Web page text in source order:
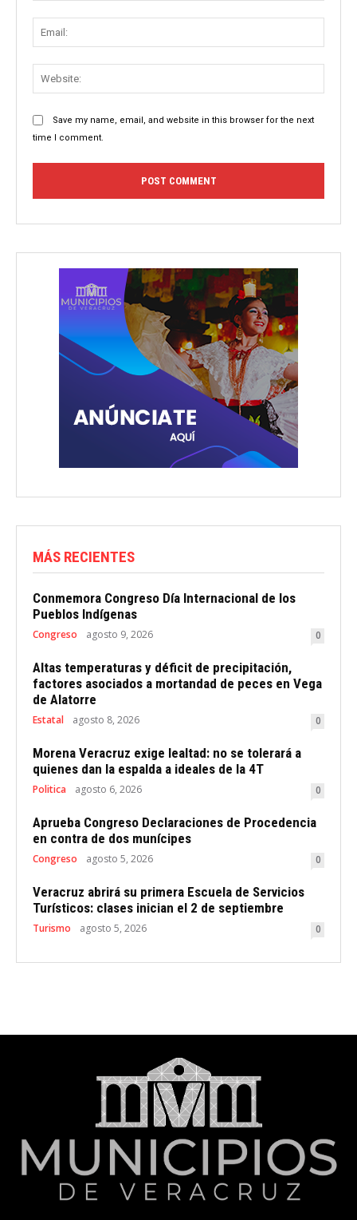
Save my name, email, and website in this browser for the next
time I comment.
MÁS RECIENTES
Conmemora Congreso Día Internacional de los
Pueblos Indígenas
Congreso agosto 9, 2026 0
Altas temperaturas y déficit de precipitación,
factores asociados a mortandad de peces en Vega
de Alatorre
Estatal agosto 8, 2026 0
Morena Veracruz exige lealtad: no se tolerará a
quienes dan la espalda a ideales de la 4T
Politica agosto 6, 2026 0
Aprueba Congreso Declaraciones de Procedencia
en contra de dos munícipes
Congreso agosto 5, 2026 0
Veracruz abrirá su primera Escuela de Servicios
Turísticos: clases inician el 2 de septiembre
Turismo agosto 5, 2026 0